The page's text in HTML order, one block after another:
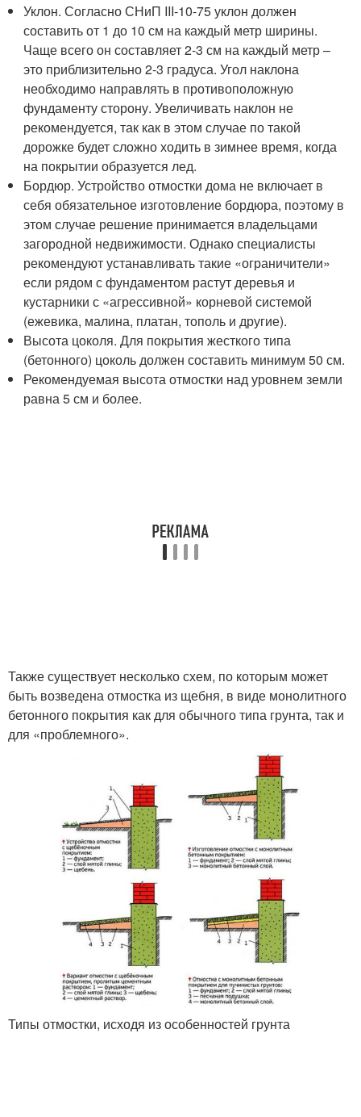
Уклон. Согласно СНиП III-10-75 уклон должен
составить от 1 до 10 см на каждый метр ширины.
Чаще всего он составляет 2-3 см на каждый метр –
это приблизительно 2-3 градуса. Угол наклона
необходимо направлять в противоположную
фундаменту сторону. Увеличивать наклон не
рекомендуется, так как в этом случае по такой
дорожке будет сложно ходить в зимнее время, когда
на покрытии образуется лед.
Бордюр. Устройство отмостки дома не включает в
себя обязательное изготовление бордюра, поэтому в
этом случае решение принимается владельцами
загородной недвижимости. Однако специалисты
рекомендуют устанавливать такие «ограничители»
если рядом с фундаментом растут деревья и
кустарники с «агрессивной» корневой системой
(ежевика, малина, платан, тополь и другие).
Высота цоколя. Для покрытия жесткого типа
(бетонного) цоколь должен составить минимум 50 см.
Рекомендуемая высота отмостки над уровнем земли
равна 5 см и более.
Также существует несколько схем, по которым может
быть возведена отмостка из щебня, в виде монолитного
бетонного покрытия как для обычного типа грунта, так и
для «проблемного».
Типы отмостки, исходя из особенностей грунта